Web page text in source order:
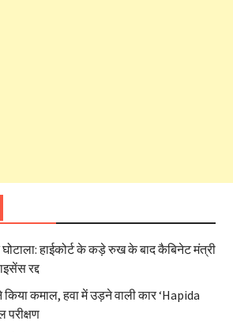
हाईकोर्ट के कड़े रुख के बाद कैबिनेट मंत्री
रद्द
कमाल, हवा में उड़ने वाली कार ‘Hapida
परीक्षण